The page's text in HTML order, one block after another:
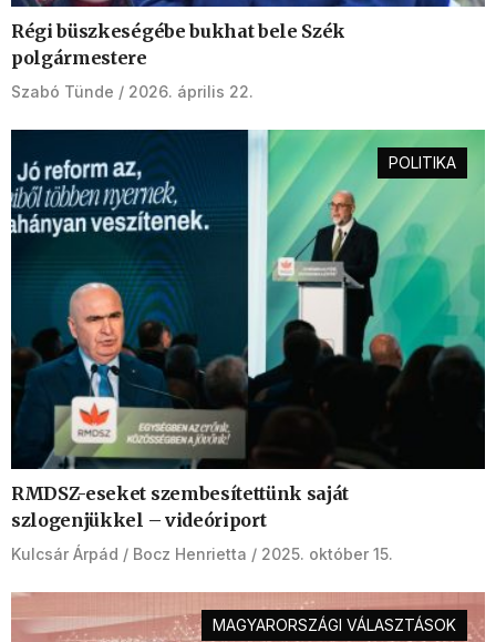
Régi büszkeségébe bukhat bele Szék
polgármestere
Szabó Tünde 2026. április 22.
POLITIKA
RMDSZ-eseket szembesítettünk saját
szlogenjükkel – videóriport
Kulcsár Árpád Bocz Henrietta 2025. október 15.
MAGYARORSZÁGI VÁLASZTÁSOK